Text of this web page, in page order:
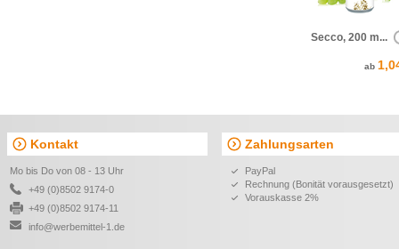
Secco, 200 m...
ab
Kontakt
Mo bis Do von 08 - 13 Uhr
+49 (0)8502 9174-0
+49 (0)8502 9174-11
info@werbemittel-1.de
Zahlungsarten
PayPal
Rechnung (Bonität vorausgesetzt)
Vorauskasse 2%